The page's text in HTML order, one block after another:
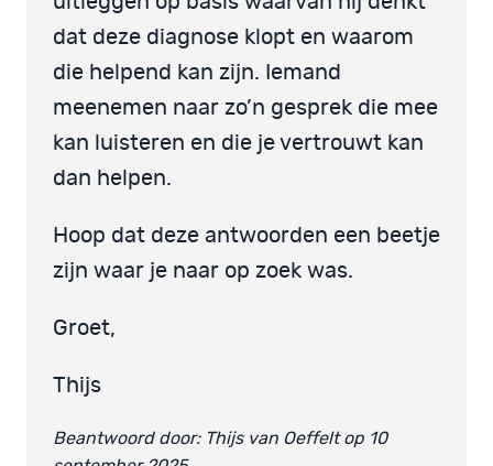
dat deze diagnose klopt en waarom
die helpend kan zijn. Iemand
meenemen naar zo’n gesprek die mee
kan luisteren en die je vertrouwt kan
dan helpen.
Hoop dat deze antwoorden een beetje
zijn waar je naar op zoek was.
Groet,
Thijs
Beantwoord door: Thijs van Oeffelt op 10